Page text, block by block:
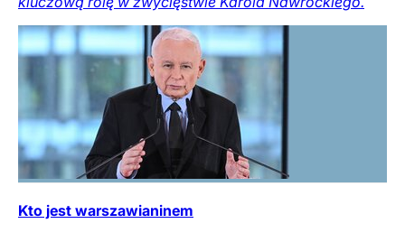
Kto jest warszawianinem